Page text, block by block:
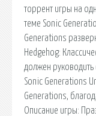
торрент игры на
теме Sonic
Generations
Hedgehog:
должен
Sonic Generations
Generations,
Описание игры: